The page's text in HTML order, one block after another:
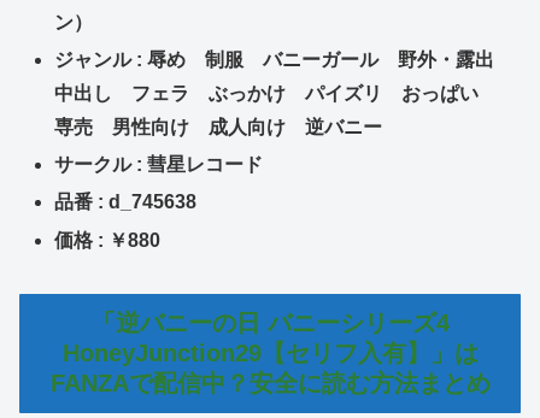
ン）
ジャンル : 辱め 制服 バニーガール 野外・露出
中出し フェラ ぶっかけ パイズリ おっぱい
専売 男性向け 成人向け 逆バニー
サークル : 彗星レコード
品番 : d_745638
価格 : ￥880
「逆バニーの日 バニーシリーズ4
HoneyJunction29【セリフ入有】」は
FANZAで配信中？安全に読む方法まとめ